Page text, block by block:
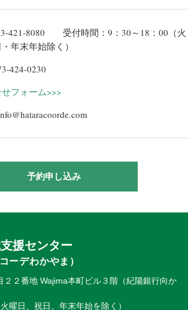
421-8080 受付時間：9：30～18：00（火
年末年始除く）
424-0230
フォーム>>>
予約申し込み
援センター
ーデわかやま）
２２番地 Wajima本町ビル３階（紀陽銀行向か
曜日、祝日、年末年始を除く）